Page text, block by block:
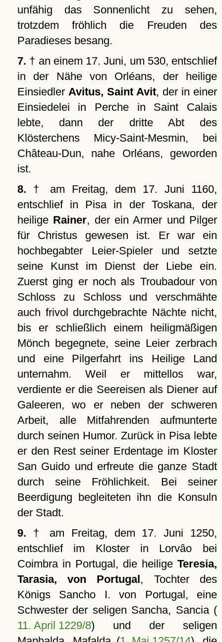
unfähig das Sonnenlicht zu sehen,
trotzdem fröhlich die Freuden des
Paradieses besang.
7. † an einem 17. Juni, um 530, entschlief
in der Nähe von Orléans, der heilige
Einsiedler Avitus, Saint Avit, der in einer
Einsiedelei in Perche in Saint Calais
lebte, dann der dritte Abt des
Klösterchens Micy-Saint-Mesmin, bei
Château-Dun, nahe Orléans, geworden
ist.
8. † am Freitag, dem 17. Juni 1160,
entschlief in Pisa in der Toskana, der
heilige Rainer, der ein Armer und Pilger
für Christus gewesen ist. Er war ein
hochbegabter Leier-Spieler und setzte
seine Kunst im Dienst der Liebe ein.
Zuerst ging er noch als Troubadour von
Schloss zu Schloss und verschmähte
auch frivol durchgebrachte Nächte nicht,
bis er schließlich einem heiligmäßigen
Mönch begegnete, seine Leier zerbrach
und eine Pilgerfahrt ins Heilige Land
unternahm. Weil er mittellos war,
verdiente er die Seereisen als Diener auf
Galeeren, wo er neben der schweren
Arbeit, alle Mitfahrenden aufmunterte
durch seinen Humor. Zurück in Pisa lebte
er den Rest seiner Erdentage im Kloster
San Guido und erfreute die ganze Stadt
durch seine Fröhlichkeit. Bei seiner
Beerdigung begleiteten ihn die Konsuln
der Stadt.
9. † am Freitag, dem 17. Juni 1250,
entschlief im Kloster in Lorvâo bei
Coimbra in Portugal, die heilige Teresia,
Tarasia, von Portugal, Tochter des
Königs Sancho I. von Portugal, eine
Schwester der seligen Sancha, Sancia (
11. April 1229/8) und der seligen